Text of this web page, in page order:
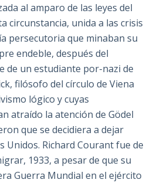
al amparo de las leyes del
circunstancia, unida a las crisis
persecutoria que minaban su
endeble, después del
de un estudiante por-nazi de
filósofo del círculo de Viena
lógico y cuyas
atraído la atención de Gödel
que se decidiera a dejar
Unidos. Richard Courant fue de
1933, a pesar de que su
Guerra Mundial en el ejército